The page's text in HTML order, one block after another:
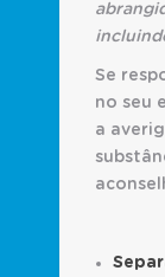
Se
no seu
a